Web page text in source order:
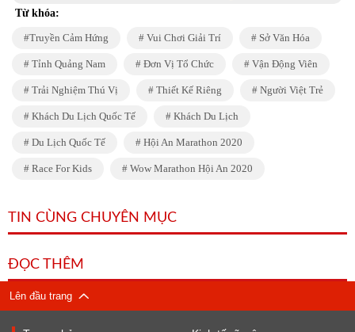
Từ khóa:
Truyền Cảm Hứng Vui Chơi Giải Trí Sở Văn Hóa
Tỉnh Quảng Nam Đơn Vị Tổ Chức Vận Động Viên
Trải Nghiệm Thú Vị Thiết Kế Riêng Người Việt Trẻ
Khách Du Lịch Quốc Tế Khách Du Lịch
Du Lịch Quốc Tế Hội An Marathon 2020
Race For Kids Wow Marathon Hội An 2020
TIN CÙNG CHUYÊN MỤC
ĐỌC THÊM
Lên đầu trang